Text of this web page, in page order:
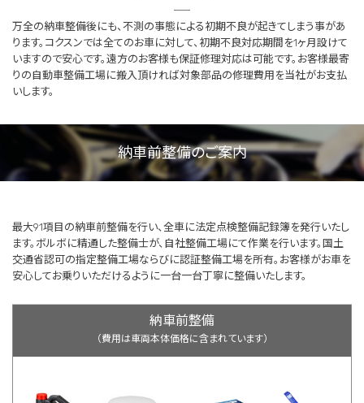
万全の納車整備後にも、不測の事態による初期不良が起きてしまう事があ
ります。コクスンでは全てのお車に対して、初期不良対応期間を1ヶ月設けて
いますので安心です。遠方のお客様も保証修理対応は可能です。お客様最寄
りの自動車整備工場に搬入頂ければ対象部品の修理費用を当社がお支払
いします。
納車前整備のご案内
最大91項目の納車前整備を行い、全車に法定点検整備記録簿を発行いたし
ます。ボルボに精通した整備士が、自社整備工場にて作業を行います。国土
交通省認可の指定整備工場ならびに認証整備工場を所有。お客様がお車を
安心してお乗りいただけるように一台一台丁寧に整備いたします。
納車前整備
（費用は車両本体価格に含まれています）